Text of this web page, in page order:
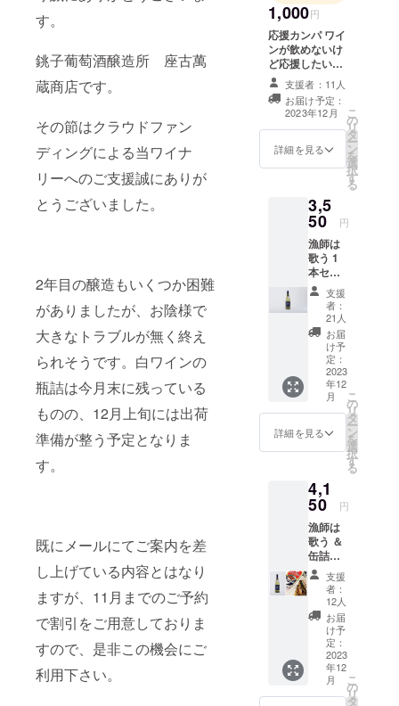
す。
銚子葡萄酒醸造所 座古萬
蔵商店です。
その節はクラウドファン
ディングによる当ワイナ
リーへのご支援誠にありが
とうございました。
2年目の醸造もいくつか困難
がありましたが、お陰様で
大きなトラブルが無く終え
られそうです。白ワインの
瓶詰は今月末に残っている
ものの、12月上旬には出荷
準備が整う予定となりま
す。
既にメールにてご案内を差
し上げている内容とはなり
ますが、11月までのご予約
で割引をご用意しておりま
すので、是非この機会にご
利用下さい。
1,000円
応援カンパ ワイ
ンが飲めないけ
ど応援したいな
どお気持ちをい
ただけるようで
したら、ご支援
よろしくお願い
します。 御礼状
を送付させてい
支援者：11人
お届け予定：
2023年12月
詳細を見る
こ
の
リ
タ
ー
ン
を
選
択
す
る
3,5
50 円
漁師は
歌う 1
本セッ
ト 【気
前いい
割 500
円
OFF】
4,050円
→3,550
円 (送
料・箱
代・消
費税込
み) 銚子
葡萄酒
のカ
ジュア
ルなブ
ランド
漁師は
歌う(白)
のソー
ヴィニ
ヨン・
ブラ
ン。 ご
家族や
友人知
人で、
気前よ
くお召
支援
者：
21人
お届
け予
定：
2023
年12
月
詳細を見る
こ
の
リ
タ
ー
ン
を
選
択
す
る
4,1
50 円
漁師は
歌う ＆
缶詰
セット
【気前
いい割
700円
OFF】
4,850円
→4,150
円 (送
料・箱
代・消
支援
者：
12人
お届
け予
定：
2023
年12
月
こ
の
リ
タ